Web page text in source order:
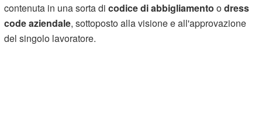
contenuta in una sorta dicodice di abbigliamento odress
code aziendale, sottoposto alla visione e all'approvazione
del singolo lavoratore.